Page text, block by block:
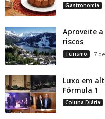
Gastronomia
Aproveite
riscos
Turismo 7
Luxo em
Fórmula 1
Coluna Diária